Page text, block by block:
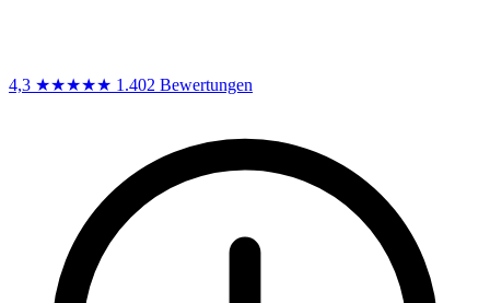
4,3 ★★★★★ 1.402 Bewertungen